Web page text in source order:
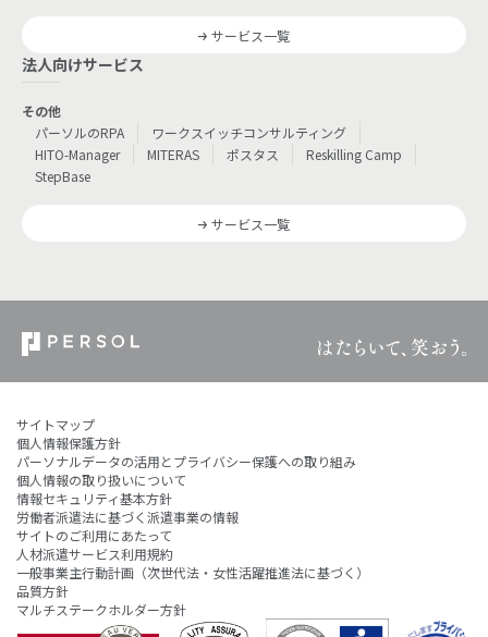
サービス一覧
法人向けサービス
その他
パーソルのRPA
ワークスイッチコンサルティング
HITO-Manager
MITERAS ポスタス
Reskilling Camp
StepBase
サービス一覧
サイトマップ
個人情報保護方針
パーソナルデータの活用とプライバシー保護への取り組み
個人情報の取り扱いについて
情報セキュリティ基本方針
労働者派遣法に基づく派遣事業の情報
サイトのご利用にあたって
人材派遣サービス利用規約
一般事業主行動計画（次世代法・女性活躍推進法に基づく）
品質方針
マルチステークホルダー方針